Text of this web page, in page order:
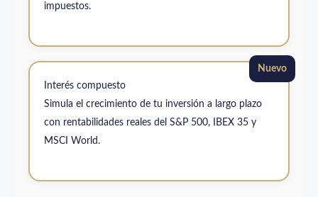
impuestos.
Nuevo
Interés compuesto
Simula el crecimiento de tu inversión a largo plazo
con rentabilidades reales del S&P 500, IBEX 35 y
MSCI World.